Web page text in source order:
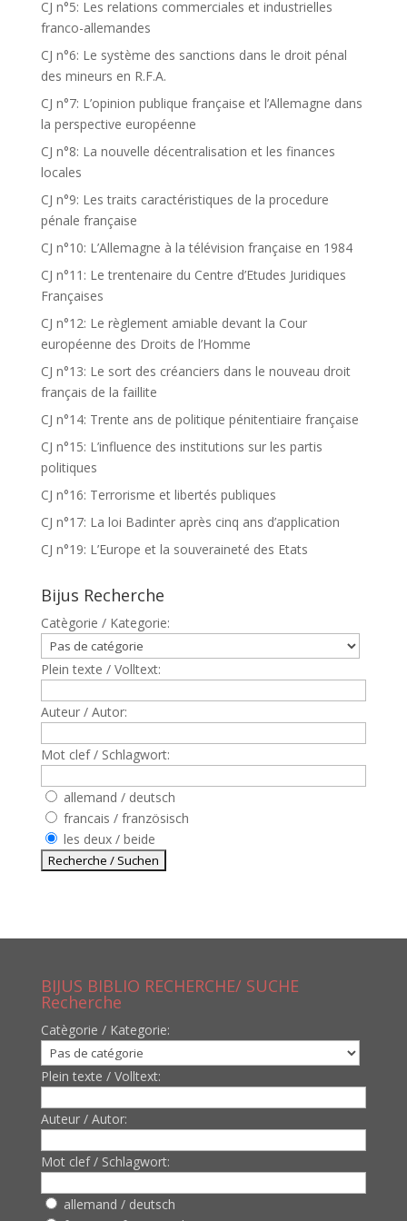
CJ n°5: Les relations commerciales et industrielles
franco-allemandes
CJ n°6: Le système des sanctions dans le droit pénal
des mineurs en R.F.A.
CJ n°7: L’opinion publique française et l’Allemagne dans
la perspective européenne
CJ n°8: La nouvelle décentralisation et les finances
locales
CJ n°9: Les traits caractéristiques de la procedure
pénale française
CJ n°10: L’Allemagne à la télévision française en 1984
CJ n°11: Le trentenaire du Centre d’Etudes Juridiques
Françaises
CJ n°12: Le règlement amiable devant la Cour
européenne des Droits de l’Homme
CJ n°13: Le sort des créanciers dans le nouveau droit
français de la faillite
CJ n°14: Trente ans de politique pénitentiaire française
CJ n°15: L’influence des institutions sur les partis
politiques
CJ n°16: Terrorisme et libertés publiques
CJ n°17: La loi Badinter après cinq ans d’application
CJ n°19: L’Europe et la souveraineté des Etats
Bijus Recherche
Catègorie / Kategorie:
Plein texte / Volltext:
Auteur / Autor:
Mot clef / Schlagwort:
allemand / deutsch
francais / französisch
les deux / beide
BIJUS BIBLIO RECHERCHE/ SUCHE
Recherche
Catègorie / Kategorie:
Plein texte / Volltext:
Auteur / Autor:
Mot clef / Schlagwort:
allemand / deutsch